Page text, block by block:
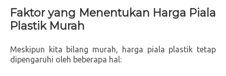
Faktor yang Menentukan Harga Piala
Plastik Murah
Meskipun kita bilang murah, harga piala plastik tetap
dipengaruhi oleh beberapa hal: